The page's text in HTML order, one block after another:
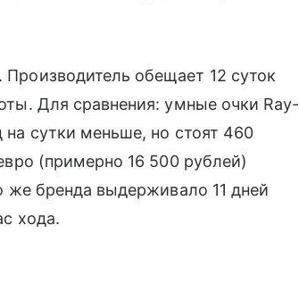
обещает 12 суток
Для сравнения: умные очки Ray-
сутки меньше, но стоят 460
(примерно 16 500 рублей)
же бренда выдерживало 11 дней
хода.